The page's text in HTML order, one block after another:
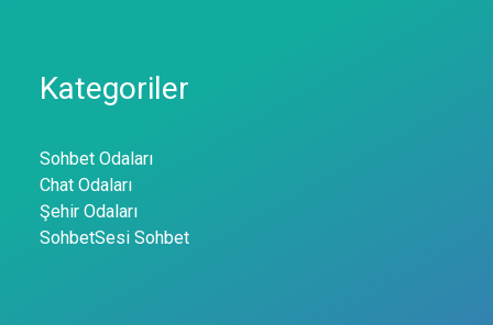
Kategoriler
Sohbet Odaları
Chat Odaları
Şehir Odaları
SohbetSesi Sohbet